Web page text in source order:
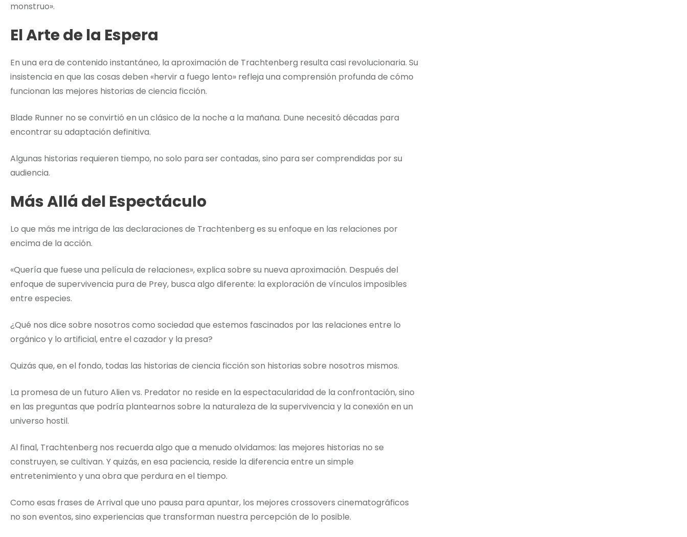
monstruo».
El Arte de la Espera
En una era de contenido instantáneo, la aproximación de Trachtenberg resulta casi revolucionaria. Su
insistencia en que las cosas deben «hervir a fuego lento» refleja una comprensión profunda de cómo
funcionan las mejores historias de ciencia ficción.
Blade Runner no se convirtió en un clásico de la noche a la mañana. Dune necesitó décadas para
encontrar su adaptación definitiva.
Algunas historias requieren tiempo, no solo para ser contadas, sino para ser comprendidas por su
audiencia.
Más Allá del Espectáculo
Lo que más me intriga de las declaraciones de Trachtenberg es su enfoque en las relaciones por
encima de la acción.
«Quería que fuese una película de relaciones», explica sobre su nueva aproximación. Después del
enfoque de supervivencia pura de Prey, busca algo diferente: la exploración de vínculos imposibles
entre especies.
¿Qué nos dice sobre nosotros como sociedad que estemos fascinados por las relaciones entre lo
orgánico y lo artificial, entre el cazador y la presa?
Quizás que, en el fondo, todas las historias de ciencia ficción son historias sobre nosotros mismos.
La promesa de un futuro Alien vs. Predator no reside en la espectacularidad de la confrontación, sino
en las preguntas que podría plantearnos sobre la naturaleza de la supervivencia y la conexión en un
universo hostil.
Al final, Trachtenberg nos recuerda algo que a menudo olvidamos: las mejores historias no se
construyen, se cultivan. Y quizás, en esa paciencia, reside la diferencia entre un simple
entretenimiento y una obra que perdura en el tiempo.
Como esas frases de Arrival que uno pausa para apuntar, los mejores crossovers cinematográficos
no son eventos, sino experiencias que transforman nuestra percepción de lo posible.